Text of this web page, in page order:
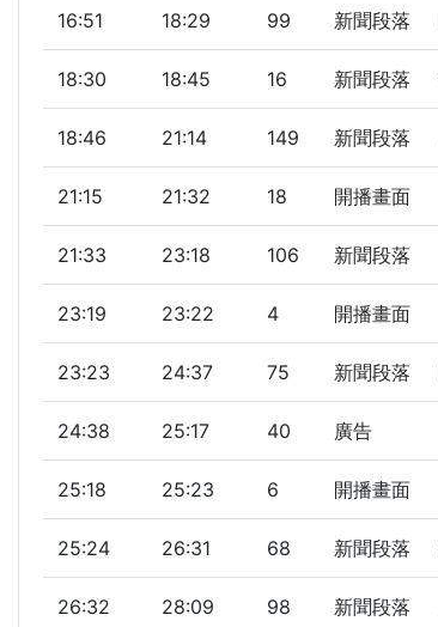
16:51 18:29 99 新聞段落
18:30 18:45 16 新聞段落
18:46 21:14 149 新聞段落
21:15 21:32 18 開播畫面
21:33 23:18 106 新聞段落
23:19 23:22 4 開播畫面
23:23 24:37 75 新聞段落
24:38 25:17 40 廣告
25:18 25:23 6 開播畫面
25:24 26:31 68 新聞段落
26:32 28:09 98 新聞段落